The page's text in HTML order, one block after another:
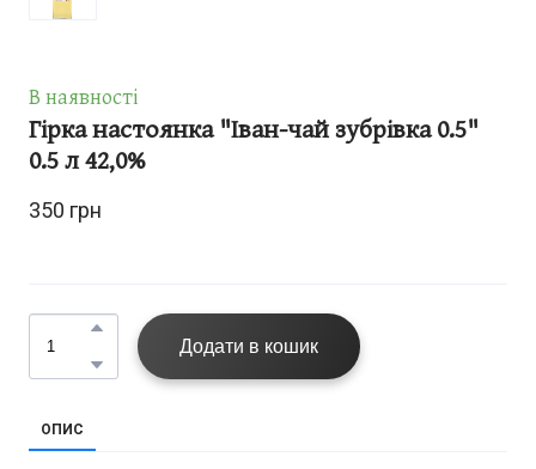
В наявності
Гірка настоянка "Іван-чай зубрівка 0.5"
0.5 л 42,0%
350 грн
Додати в кошик
ОПИС